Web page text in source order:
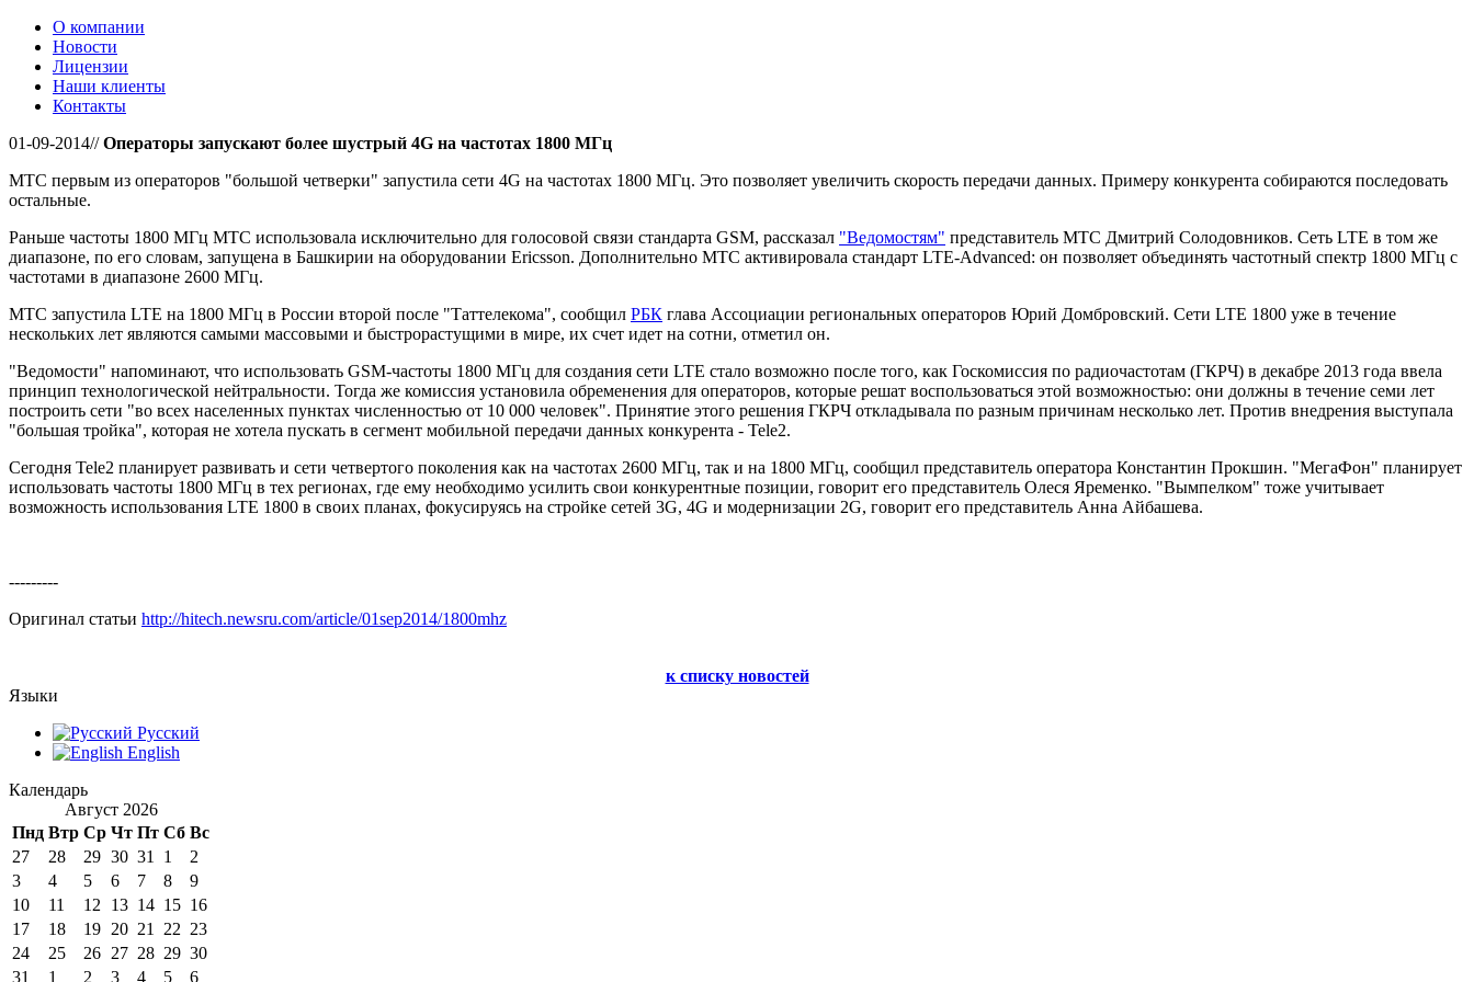
О компании
Новости
Лицензии
Наши клиенты
Контакты
01-09-2014//Операторы запускают более шустрый 4G на частотах 1800 МГц
МТС первым из операторов "большой четверки" запустила сети 4G на частотах 1800 МГц. Это позволяет увеличить скорость передачи данных. Примеру конкурента собираются последовать
остальные.
Раньше частоты 1800 МГц МТС использовала исключительно для голосовой связи стандарта GSM, рассказал "Ведомостям" представитель МТС Дмитрий Солодовников. Сеть LTE в том же
диапазоне, по его словам, запущена в Башкирии на оборудовании Ericsson. Дополнительно МТС активировала стандарт LTE-Аdvanced: он позволяет объединять частотный спектр 1800 МГц с
частотами в диапазоне 2600 МГц.
МТС запустила LTE на 1800 МГц в России второй после "Таттелекома", сообщил РБК глава Ассоциации региональных операторов Юрий Домбровский. Сети LTE 1800 уже в течение
нескольких лет являются самыми массовыми и быстрорастущими в мире, их счет идет на сотни, отметил он.
"Ведомости" напоминают, что использовать GSM-частоты 1800 МГц для создания сети LTE стало возможно после того, как Госкомиссия по радиочастотам (ГКРЧ) в декабре 2013 года ввела
принцип технологической нейтральности. Тогда же комиссия установила обременения для операторов, которые решат воспользоваться этой возможностью: они должны в течение семи лет
построить сети "во всех населенных пунктах численностью от 10 000 человек". Принятие этого решения ГКРЧ откладывала по разным причинам несколько лет. Против внедрения выступала
"большая тройка", которая не хотела пускать в сегмент мобильной передачи данных конкурента - Tele2.
Сегодня Tele2 планирует развивать и сети четвертого поколения как на частотах 2600 МГц, так и на 1800 МГц, сообщил представитель оператора Константин Прокшин. "МегаФон" планирует
использовать частоты 1800 МГц в тех регионах, где ему необходимо усилить свои конкурентные позиции, говорит его представитель Олеся Яременко. "Вымпелком" тоже учитывает
возможность использования LTЕ 1800 в своих планах, фокусируясь на стройке сетей 3G, 4G и модернизации 2G, говорит его представитель Анна Айбашева.
---------
Оригинал статьи http://hitech.newsru.com/article/01sep2014/1800mhz
к списку новостей
Языки
Русский
English
Календарь
Август 2026
Пнд Втр Ср Чт Пт Сб Вс
27
28 29 30 31 1
2
3
4 5 6 7 8
9
10
11 12 13 14 15 16
17
18 19 20 21 22 23
24
25 26 27 28 29 30
31
1 2 3 4 5 6